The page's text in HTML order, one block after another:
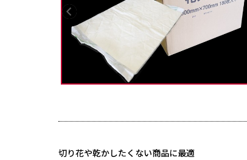
切り花や乾かしたくない商品に最適